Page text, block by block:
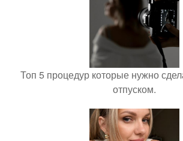
Топ 5 процедур которые нужно
отпуском.